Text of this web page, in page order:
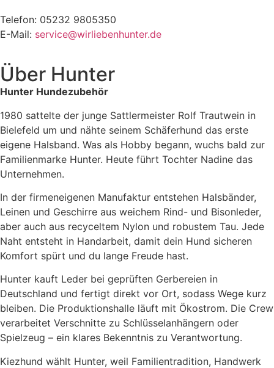
Telefon: 05232 9805350
E-Mail: service@wirliebenhunter.de
Über Hunter
Hunter Hundezubehör
1980 sattelte der junge Sattlermeister Rolf Trautwein in
Bielefeld um und nähte seinem Schäferhund das erste
eigene Halsband. Was als Hobby begann, wuchs bald zur
Familienmarke Hunter. Heute führt Tochter Nadine das
Unternehmen.
In der firmeneigenen Manufaktur entstehen Halsbänder,
Leinen und Geschirre aus weichem Rind- und Bisonleder,
aber auch aus recyceltem Nylon und robustem Tau. Jede
Naht entsteht in Handarbeit, damit dein Hund sicheren
Komfort spürt und du lange Freude hast.
Hunter kauft Leder bei geprüften Gerbereien in
Deutschland und fertigt direkt vor Ort, sodass Wege kurz
bleiben. Die Produktionshalle läuft mit Ökostrom. Die Crew
verarbeitet Verschnitte zu Schlüsselanhängern oder
Spielzeug – ein klares Bekenntnis zu Verantwortung.
Kiezhund wählt Hunter, weil Familientradition, Handwerk